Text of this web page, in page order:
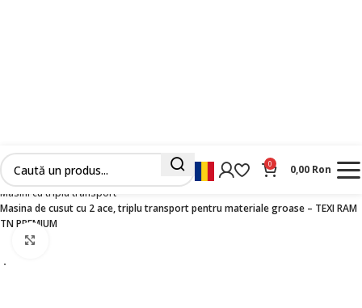
0 0,00 Ron
Prima pagină Masini Industriale Noi
Masini de cusut liniare
Masini cu triplu transport
Masina de cusut cu 2 ace, triplu transport pentru materiale groase – TEXI RAM
TN PREMIUM